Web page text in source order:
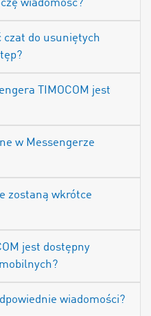
wiadomość?
czat do usuniętych
TIMOCOM jest
w Messengerze
zostaną wkrótce
jest dostępny
wiadomości?